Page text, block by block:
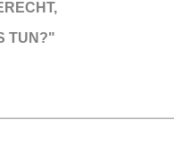
TUN?"